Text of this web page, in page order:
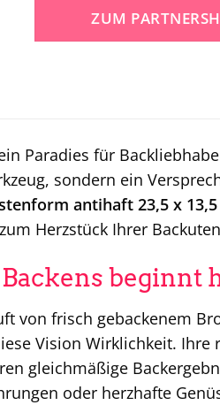
ZUM
Paradies für
sondern ein
antihaft 23,5 x
Herzstück Ihrer
beginnt
von frisch gebackenem
Vision Wirklichkeit.
gleichmäßige
oder herzhafte